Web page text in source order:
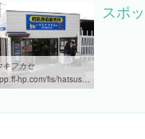
キフカセ
hp.com/fis/hatsushima/hatsushima_index.html
スポ